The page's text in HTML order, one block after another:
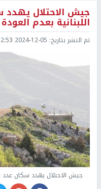
جيش الاحتلال
اللبنانية بعدم
تم النشر بتاريخ: 2024-12-05 12:53
جيش الاحتلال يهدد سكان عدد